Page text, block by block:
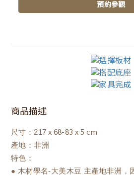
預約參觀
商品描述
尺寸：217 x 68-83 x 5 cm
產地：非洲
特色：
● 木材學名-大美木豆 主產地非洲，